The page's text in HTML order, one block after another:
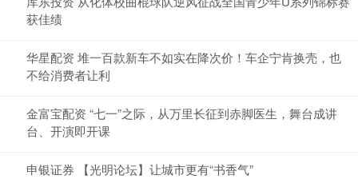
获佳绩
华星配资 堆一百款新车不如实在降次价！车企宁肯换壳，也
不给消费者让利
金富宝配资 “七一”之际，从万里长征到赤脚医生，舞台成讲
台、开演即开课
申银证券 【光明论坛】让城市更有“书香气”